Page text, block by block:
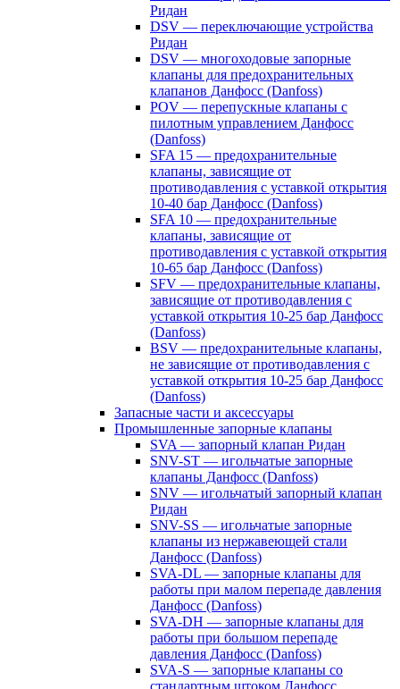
Ридан
DSV — переключающие устройства
Ридан
DSV — многоходовые запорные
клапаны для предохранительных
клапанов Данфосс (Danfoss)
POV — перепускные клапаны с
пилотным управлением Данфосс
(Danfoss)
SFA 15 — предохранительные
клапаны, зависящие от
противодавления с уставкой открытия
10-40 бар Данфосс (Danfoss)
SFA 10 — предохранительные
клапаны, зависящие от
противодавления с уставкой открытия
10-65 бар Данфосс (Danfoss)
SFV — предохранительные клапаны,
зависящие от противодавления с
уставкой открытия 10-25 бар Данфосс
(Danfoss)
BSV — предохранительные клапаны,
не зависящие от противодавления с
уставкой открытия 10-25 бар Данфосс
(Danfoss)
Запасные части и аксессуары
Промышленные запорные клапаны
SVA — запорный клапан Ридан
SNV-ST — игольчатые запорные
клапаны Данфосс (Danfoss)
SNV — игольчатый запорный клапан
Ридан
SNV-SS — игольчатые запорные
клапаны из нержавеющей стали
Данфосс (Danfoss)
SVA-DL — запорные клапаны для
работы при малом перепаде давления
Данфосс (Danfoss)
SVA-DH — запорные клапаны для
работы при большом перепаде
давления Данфосс (Danfoss)
SVA-S — запорные клапаны со
стандартным штоком Данфосс